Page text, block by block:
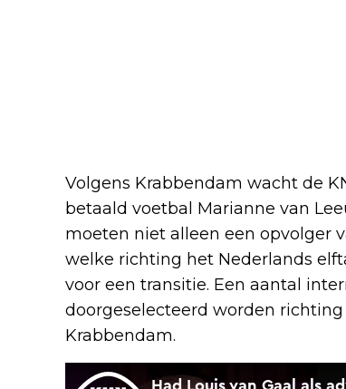
Volgens Krabbendam wacht de
betaald voetbal Marianne van
moeten niet alleen een opvolger
welke richting het Nederlands
voor een transitie. Een aantal
doorgeselecteerd worden
Krabbendam.